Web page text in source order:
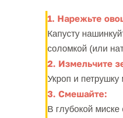
1. Нарежьте
Капусту
соломкой (или
2. Измельчите
Укроп и петрушку
3. Смешайте:
В глубокой миске